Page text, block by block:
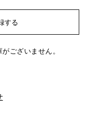
する
ございません。